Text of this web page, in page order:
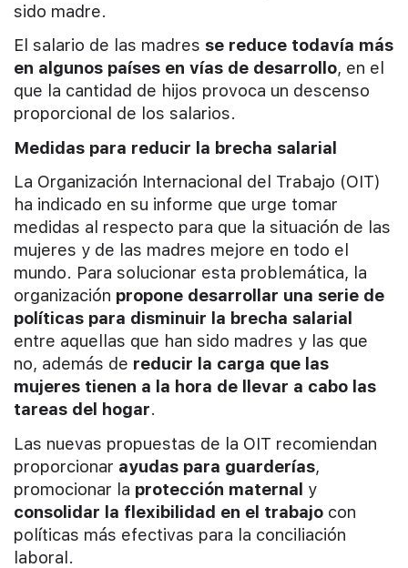
sido madre.
El salario de las madres se reduce todavía más
en algunos países en vías de desarrollo, en el
que la cantidad de hijos provoca un descenso
proporcional de los salarios.
Medidas para reducir la brecha salarial
La Organización Internacional del Trabajo (OIT)
ha indicado en su informe que urge tomar
medidas al respecto para que la situación de las
mujeres y de las madres mejore en todo el
mundo. Para solucionar esta problemática, la
organización propone desarrollar una serie de
políticas para disminuir la brecha salarial
entre aquellas que han sido madres y las que
no, además de reducir la carga que las
mujeres tienen a la hora de llevar a cabo las
tareas del hogar.
Las nuevas propuestas de la OIT recomiendan
proporcionar ayudas para guarderías,
promocionar la protección maternal y
consolidar la flexibilidad en el trabajo con
políticas más efectivas para la conciliación
laboral.